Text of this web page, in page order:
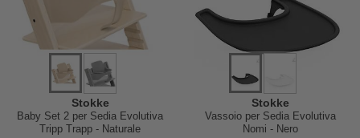
Stokke
Baby Set 2 per Sedia Evolutiva
Tripp Trapp - Naturale
Stokke
Vassoio per Sedia Evolutiva
Nomi - Nero